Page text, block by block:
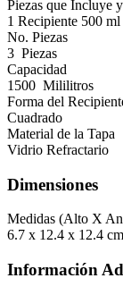
Piezas que Incluye
1 Recipiente 500
No. Piezas
3 Piezas
Capacidad
1500 Mililitros
Forma del
Cuadrado
Material de la Tapa
Vidrio Refractario
Dimensiones
Medidas (Alto X
6.7 x 12.4 x 12.4
Información